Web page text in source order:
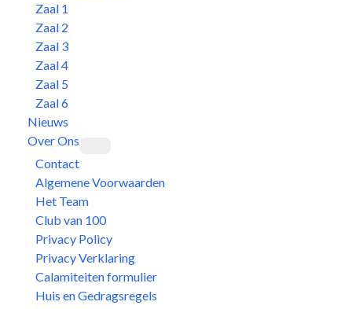
Zaal 1
Zaal 2
Zaal 3
Zaal 4
Zaal 5
Zaal 6
Nieuws
Over Ons
Contact
Algemene Voorwaarden
Het Team
Club van 100
Privacy Policy
Privacy Verklaring
Calamiteiten formulier
Huis en Gedragsregels